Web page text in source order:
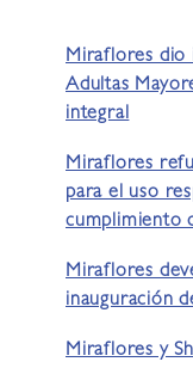
Miraflores dio
Adultas
integral
Miraflores
para el uso
cumplimiento
Miraflores
inauguración
Miraflores y